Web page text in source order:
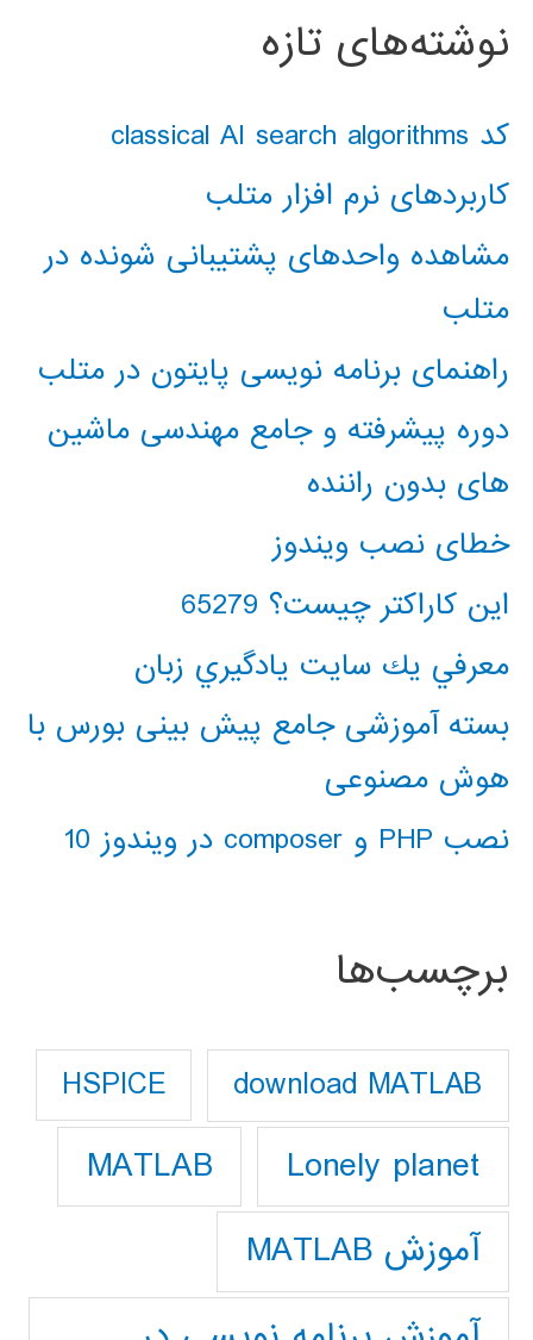
نوشته‌های تازه
کد classical AI search algorithms
کاربردهای نرم افزار متلب
مشاهده واحدهای پشتیبانی شونده در
متلب
راهنمای برنامه نویسی پایتون در متلب
دوره پیشرفته و جامع مهندسی ماشین
های بدون راننده
خطای نصب ویندوز
این کاراکتر چیست؟ 65279
معرفي يك سايت يادگيري زبان
بسته آموزشی جامع پیش بینی بورس با
هوش مصنوعی
نصب PHP و composer در ویندوز 10
برچسب‌ها
download MATLAB
HSPICE
Lonely planet
MATLAB
آموزش MATLAB